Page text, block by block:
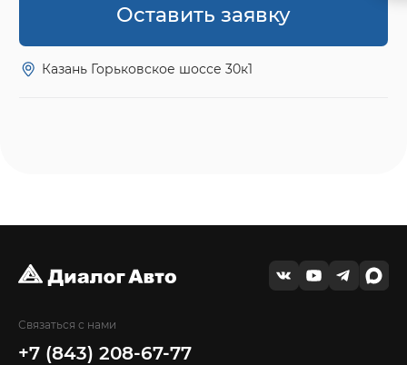
Оставить заявку
Казань Горьковское шоссе 30к1
Связаться с нами
+7 (843) 208-67-77